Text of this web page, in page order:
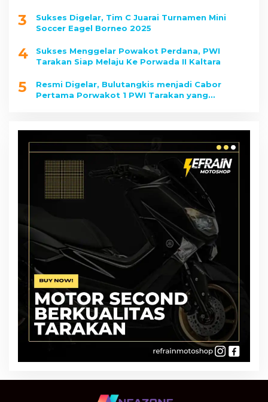
3
Sukses Digelar, Tim C Juarai Turnamen Mini
Soccer Eagel Borneo 2025
4
Sukses Menggelar Powakot Perdana, PWI
Tarakan Siap Melaju Ke Porwada II Kaltara
5
Resmi Digelar, Bulutangkis menjadi Cabor
Pertama Porwakot 1 PWI Tarakan yang